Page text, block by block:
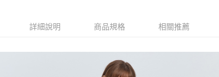
每筆NT$80，滿NT$2,000(含以上)免運費
每筆NT$80，滿NT$2,000(含以上)免運費
詳細說明 商品規格 相關推薦